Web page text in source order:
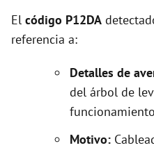
El código P12DA
referencia a:
Detalles de
del árbol de
Motivo: